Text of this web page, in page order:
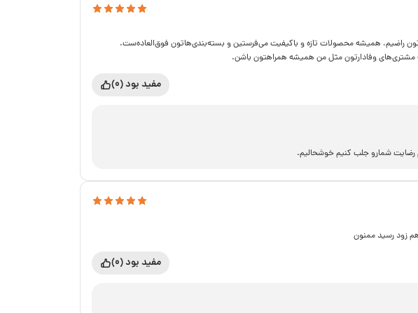
راضیم، همیشه محصولات تازه و باکیفیت می‌فرستین و بسته‌بندی‌هاتون فوق‌العاده‌ست.
مشتری‌های وفادارتون مثل من همیشه همراهتون باشن.
مفید بود (0)
رضایت شمارو جلب کنیم خوشحالیم.
زود رسید ممنون
مفید بود (0)